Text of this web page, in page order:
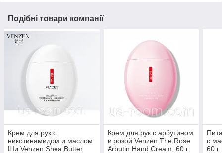
Подібні товари компанії
Крем для рук с
никотинамидом и маслом
Ши Venzen Shea Butter
Крем для рук с арбутином
и розой Venzen The Rose
Arbutin Hand Cream, 60 г.
с
60 г.